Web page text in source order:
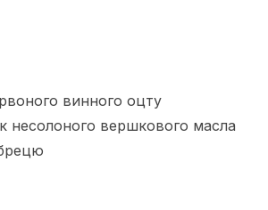
винного оцту
несолоного вершкового масла